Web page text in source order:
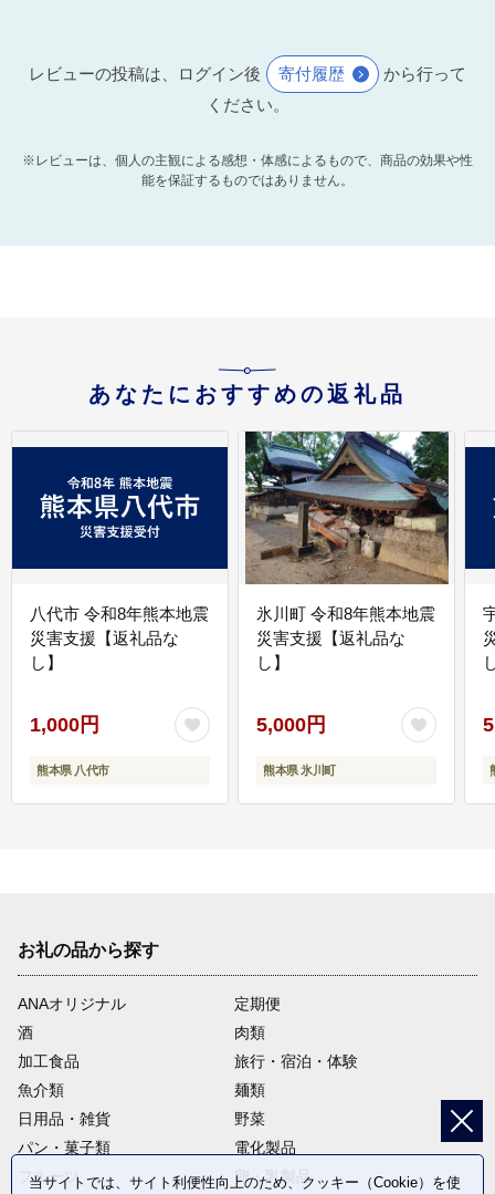
レビューの投稿は、ログイン後 寄付履歴
から行って
ください。
※レビューは、個人の主観による感想・体感によるもので、商品の効果や性
能を保証するものではありません。
あなたにおすすめの返礼品
八代市 令和8年熊本地震
災害支援【返礼品な
し】
1,000円
熊本県 八代市
氷川町 令和8年熊本地震
災害支援【返礼品な
し】
5,000円
熊本県 氷川町
お礼の品から探す
ANAオリジナル
定期便
酒
肉類
加工食品
旅行・宿泊・体験
魚介類
麺類
日用品・雑貨
野菜
パン・菓子類
電化製品
フルーツ
卵・乳製品
当サイトでは、サイト利便性向上のため、クッキー（Cookie）を使